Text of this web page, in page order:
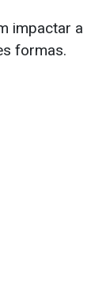
impactar a
formas.